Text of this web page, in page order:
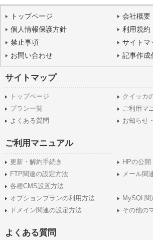
トップページ
会社概要
個人情報保護方針
利用規約
禁止事項
サイトマ
お問い合わせ
記事作成
サイトマップ
トップページ
クイッカ
プラン一覧
ご利用マ
よくある質問
お知らせ
ご利用マニュアル
更新・解約手続き
HPの公開
FTP関連の設定方法
メール関
各種CMS設置方法
オプションプランの利用方法
MySQL関
ドメイン関連の設定方法
その他の
よくある質問